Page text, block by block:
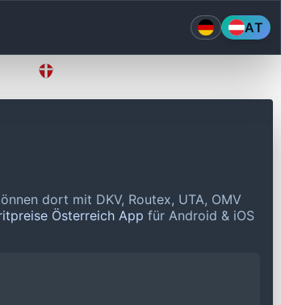
AT
dort mit DKV, Routex, UTA, OMV
Österreich App für Android & iOS